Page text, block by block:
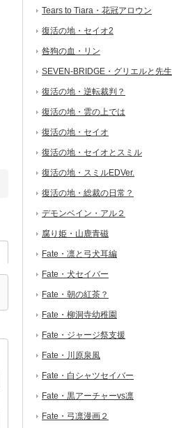
Tears to Tiara・花冠アロウン
復活の地・セイオ2
咎狗の血・リン
SEVEN-BRIDGE・グリエルと先生
復活の地・逆転裁判？
復活の地・雲の上では
復活の地・セイオ
復活の地・セイオとスミル
復活の地・スミルEDVer.
復活の地・総裁の日常？
デモンベイン・アル２
腐り姫・山鹿青磁
Fate・凛と弓犬耳編
Fate・犬セイバー
Fate・朝の紅茶？
Fate・柳洞寺幼稚園
Fate・ジャージ祭支援
Fate・川原泉風
Fate・白シャツセイバー
Fate・黒アーチャーvs凛
Fate・弓凛漫画２